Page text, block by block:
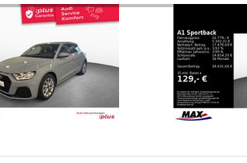
Unternehmen
/